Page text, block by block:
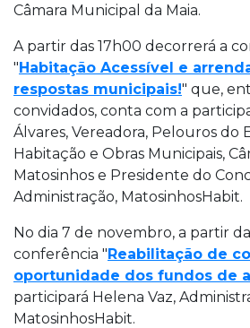
Câmara Municipal da Maia.
A partir das 17h00 decorrerá a
"Habitação Acessível e
respostas municipais!" que,
convidados, conta com a
Álvares, Vereadora, Pelouros do
Habitação e Obras Municipais,
Matosinhos e Presidente do
Administração, MatosinhosHabit.
No dia 7 de novembro, a partir
conferência "Reabilitação de
oportunidade dos fundos de
participará Helena Vaz,
MatosinhosHabit.